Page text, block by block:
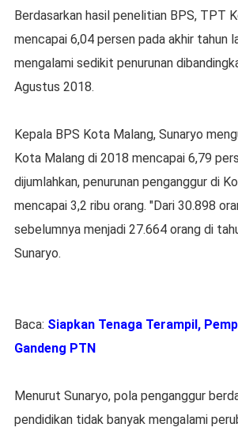
Berdasarkan hasil penelitian BPS, TPT
mencapai 6,04 persen pada akhir tahun
mengalami sedikit penurunan
Agustus 2018.
Kepala BPS Kota Malang, Sunaryo
Kota Malang di 2018 mencapai 6,79
dijumlahkan, penurunan penganggur di
mencapai 3,2 ribu orang. "Dari 30.898
sebelumnya menjadi 27.664 orang di
Sunaryo.
Baca: Siapkan Tenaga Terampil,
Gandeng PTN
Menurut Sunaryo, pola penganggur
pendidikan tidak banyak mengalami